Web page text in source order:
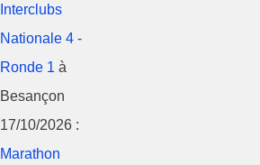
Interclubs
Nationale 4 -
Ronde 1 à
Besançon
17/10/2026 :
Marathon